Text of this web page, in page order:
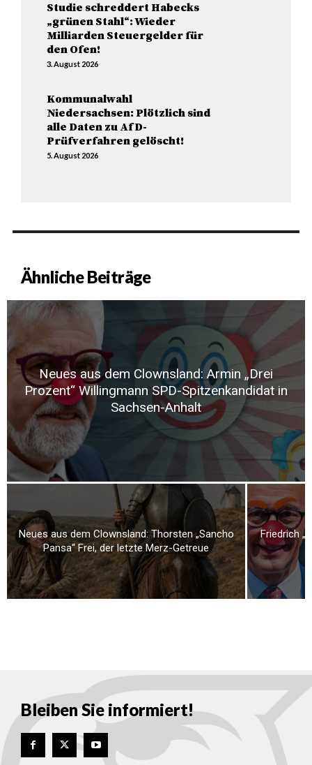
Studie schreddert Habecks
„grünen Stahl“: Wieder
Milliarden Steuergelder für
den Ofen!
3. August 2026
Kommunalwahl
Niedersachsen: Plötzlich sind
alle Daten zu AfD-
Prüfverfahren gelöscht!
5. August 2026
Ähnliche Beiträge
Neues aus dem Clownsland: Armin „Drei
Prozent“ Willingmann SPD-Spitzenkandidat in
Sachsen-Anhalt
Neues aus dem Clownsland: Thorsten „Sancho
Pansa“ Frei, der letzte Merz-Getreue
Friedrich
Bleiben Sie informiert!